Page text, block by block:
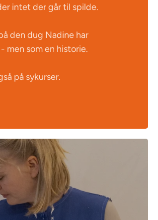
intet der går til spilde.
den dug Nadine har
men som en historie.
på sykurser.